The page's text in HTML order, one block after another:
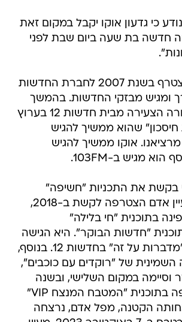
כי גדעון אוקו יקבל במקום זאת
חדשה בת שעה ביום שבת לפני
אוקו בן ה-42 הצטרף בשנת 2007 לחברת החדשות
2 כעורך ומגיש מבזקי החדשות. בהמשך
הגיש את המהדורה הצעירה מבית חדשות 12 בערוץ
חיסכון" שהוא ממשיך להגיש
מרציאנו. אוקו ממשיך להגיש
בקשת את התכניות "חשיפה"
ו"המתחזים". מעיין אדם הצטרפה לקשת ב-2018,
בתוכנית "חי בלילה"
"חדשות הבוקר". היא הגישה
גם את התכנית "מדברות על זה" בחדשות 12. בנוסף,
של "רוקדים עם כוכבים",
וסיימה במקום השלישי, ובשנה
שעברה השתתפה בתוכנית "המטבח המנצח VIP"
הקטנה, מפל אדם, נרצחה